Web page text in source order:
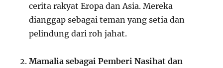
cerita rakyat Eropa dan Asia. Mereka
dianggap sebagai teman yang setia dan
pelindung dari roh jahat.
Mamalia sebagai Pemberi Nasihat dan